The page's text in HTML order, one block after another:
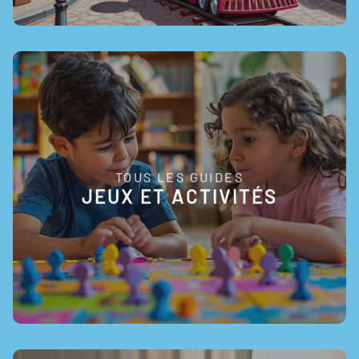
TOUS LES GUIDES
JEUX ET ACTIVITÉS
EN SAVOIR +